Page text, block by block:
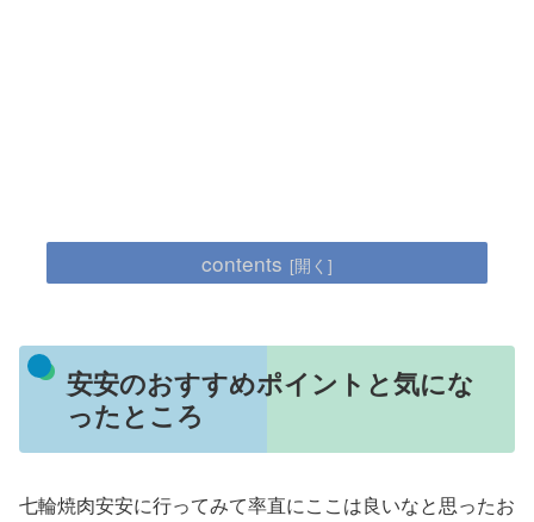
contents
安安のおすすめポイントと気にな
ったところ
七輪焼肉安安に行ってみて率直にここは良いなと思ったお